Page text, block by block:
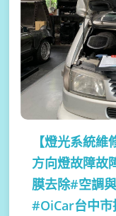
【燈光系統維
方向燈故障故
膜去除#空調
#OiCar台中市